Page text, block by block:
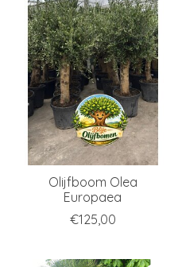
Olijfboom Olea
Europaea
€125,00